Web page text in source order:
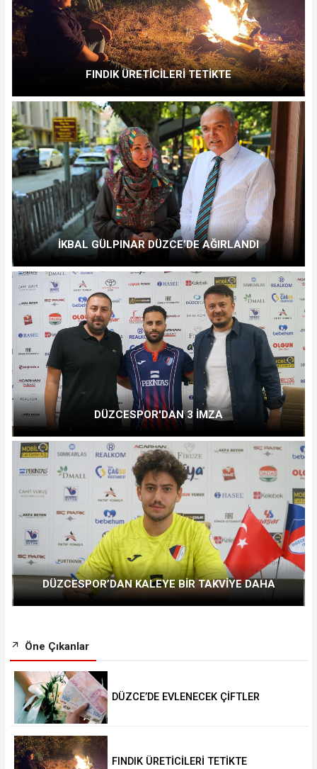
FINDIK ÜRETİCİLERİ TETİKTE
İKBAL GÜLPINAR DÜZCE’DE AĞIRLANDI
DÜZCESPOR'DAN 3 İMZA
DÜZCESPOR’DAN KALEYE BİR TAKVİYE DAHA
Öne Çıkanlar
DÜZCE’DE EVLENECEK ÇİFTLER
FINDIK ÜRETİCİLERİ TETİKTE